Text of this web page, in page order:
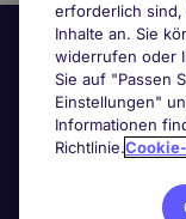
erforderlich
Inhalte an. Sie
widerrufen oder
Sie auf "Passen
Einstellungen"
Informationen
Richtlinie.